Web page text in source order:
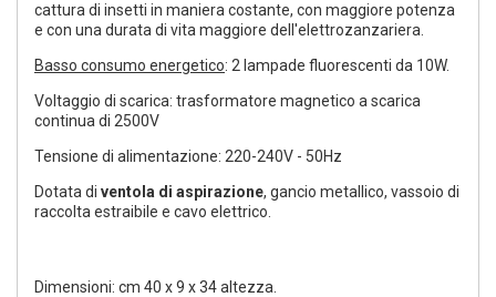
cattura di insetti in maniera costante, con maggiore potenza
e con una durata di vita maggiore dell'elettrozanzariera.
Basso consumo energetico: 2 lampade fluorescenti da 10W.
Voltaggio di scarica: trasformatore magnetico a scarica
continua di 2500V
Tensione di alimentazione: 220-240V - 50Hz
Dotata di ventola di aspirazione, gancio metallico, vassoio di
raccolta estraibile e cavo elettrico.
Dimensioni: cm 40 x 9 x 34 altezza.